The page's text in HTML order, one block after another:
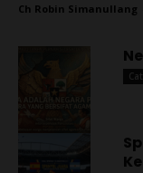
Ch Robin Simanullang